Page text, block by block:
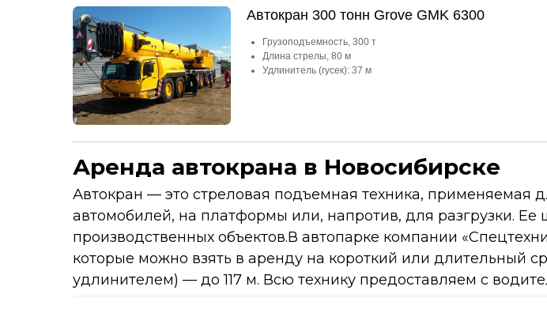
Автокран 300 тонн Grove GMK 6300
Грузоподъемность, 300 т
Длина стрелы, 80 м
Удлинитель (гусек): 37 м
Аренда автокрана в Новосибирске
Автокран — это стреловая подъемная техника, применяемая
автомобилей, на платформы или, напротив, для разгрузки.
производственных объектов.В автопарке компании
которые можно взять в аренду на короткий или длительный
удлинителем) — до 117 м. Всю технику предоставляем с